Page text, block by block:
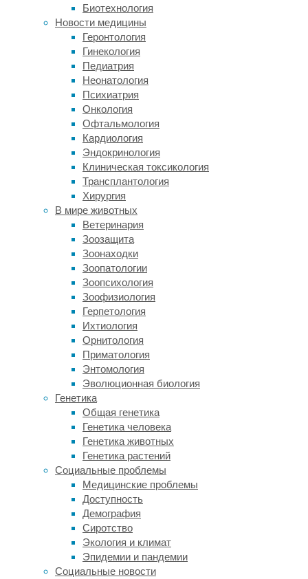
Биотехнология
Новости медицины
Геронтология
Гинекология
Педиатрия
Неонатология
Психиатрия
Онкология
Офтальмология
Кардиология
Эндокринология
Клиническая токсикология
Трансплантология
Хирургия
В мире животных
Ветеринария
Зоозащита
Зоонаходки
Зоопатологии
Зоопсихология
Зоофизиология
Герпетология
Ихтиология
Орнитология
Приматология
Энтомология
Эволюционная биология
Генетика
Общая генетика
Генетика человека
Генетика животных
Генетика растений
Социальные проблемы
Медицинские проблемы
Доступность
Демография
Сиротство
Экология и климат
Эпидемии и пандемии
Социальные новости
нашей
статье.
Стэнфордский
тюремный
эксперимент
известен
практически
всем,
когда-
либо
сталкивался
психологией
школе,
университете
чтении
научно-
популярной
литературы.
праву
одним
самых
знаменитых
поведенческих
экспериментов
наряду,
примеру,
экспериментом
Милгрэма,